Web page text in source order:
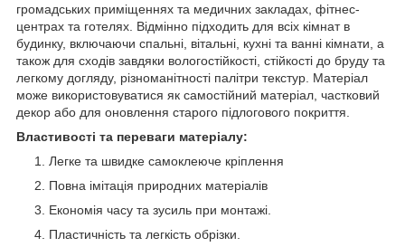
громадських приміщеннях та медичних закладах, фітнес-
центрах та готелях. Відмінно підходить для всіх кімнат в
будинку, включаючи спальні, вітальні, кухні та ванні кімнати, а
також для сходів завдяки вологостійкості, стійкості до бруду та
легкому догляду, різноманітності палітри текстур. Матеріал
може використовуватися як самостійний матеріал, частковий
декор або для оновлення старого підлогового покриття.
Властивості та переваги матеріалу:
Легке та швидке самоклеюче кріплення
Повна імітація природних матеріалів
Економія часу та зусиль при монтажі.
Пластичність та легкість обрізки.